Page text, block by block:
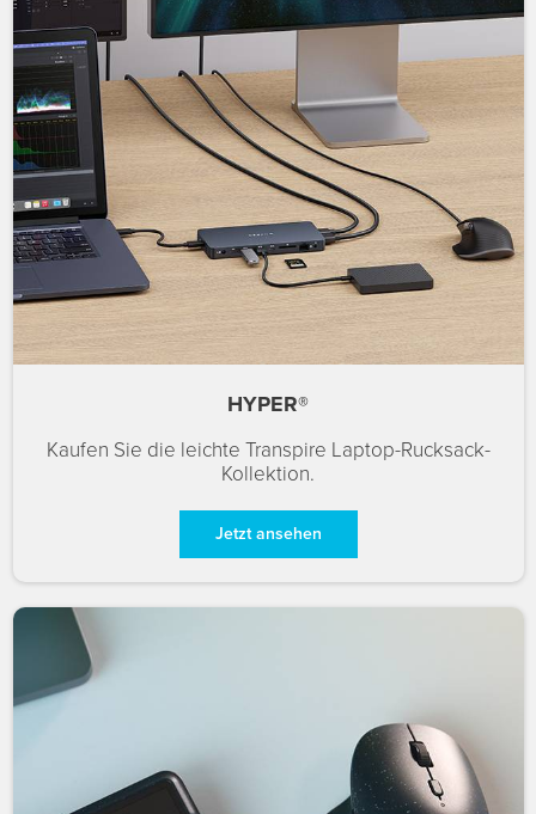
HYPER®
Kaufen Sie die leichte Transpire Laptop-Rucksack-
Kollektion.
Jetzt ansehen